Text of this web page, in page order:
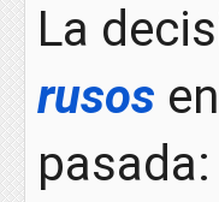
La
rusos
pasada: